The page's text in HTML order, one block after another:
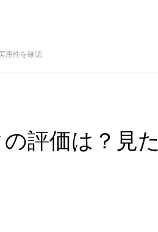
用性を確認
評価は？見た